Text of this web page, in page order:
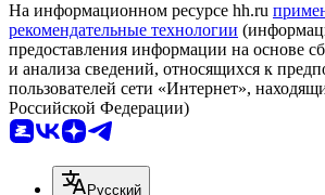
На информационном ресурсе hh.ru
рекомендательные технологии
предоставления информации на основе
и анализа сведений, относящихся к
пользователей сети «Интернет»,
Российской Федерации)
Русский